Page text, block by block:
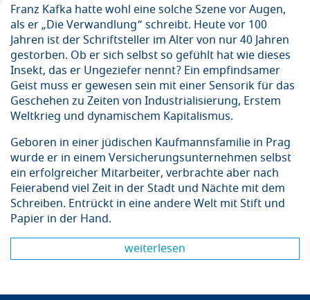
Franz Kafka hatte wohl eine solche Szene vor Augen,
als er „Die Verwandlung“ schreibt. Heute vor 100
Jahren ist der Schriftsteller im Alter von nur 40 Jahren
gestorben. Ob er sich selbst so gefühlt hat wie dieses
Insekt, das er Ungeziefer nennt? Ein empfindsamer
Geist muss er gewesen sein mit einer Sensorik für das
Geschehen zu Zeiten von Industrialisierung, Erstem
Weltkrieg und dynamischem Kapitalismus.
Geboren in einer jüdischen Kaufmannsfamilie in Prag
wurde er in einem Versicherungsunternehmen selbst
ein erfolgreicher Mitarbeiter, verbrachte aber nach
Feierabend viel Zeit in der Stadt und Nächte mit dem
Schreiben. Entrückt in eine andere Welt mit Stift und
Papier in der Hand.
weiterlesen